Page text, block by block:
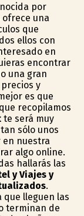
por
una
que
ellos con
en
encontrar
una gran
y
es que
que recopilamos
te será muy
sólo unos
en nuestra
algo online.
hallarás las
y Viajes y
.
que lleguen las
terminan de